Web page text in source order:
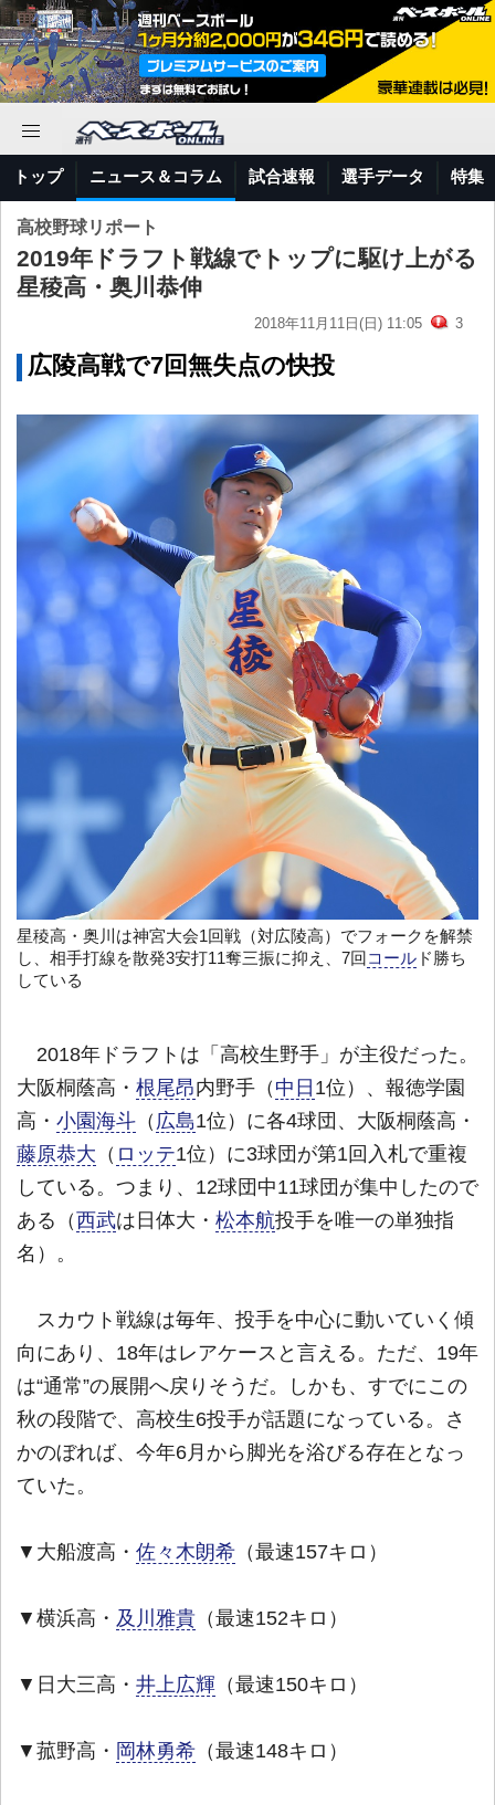
トップ ニュース＆コラム 試合速報 選手データ 特集
高校野球リポート
2019年ドラフト戦線でトップに駆け上がる
星稜高・奥川恭伸
2018年11月11日(日) 11:05 3
広陵高戦で7回無失点の快投
星稜高・奥川は神宮大会1回戦（対広陵高）でフォークを解禁
し、相手打線を散発3安打11奪三振に抑え、7回 コール ド勝ち
している
2018年ドラフトは「高校生野手」が主役だった。
大阪桐蔭高・ 根尾昂内野手（ 中日 1位）、報徳学園
高・ 小園海斗 （ 広島1位）に各4球団、大阪桐蔭高・
藤原恭大 （ ロッテ1位）に3球団が第1回入札で重複
している。つまり、12球団中11球団が集中したので
ある（西武は日体大・ 松本航投手を唯一の単独指
名）。
スカウト戦線は毎年、投手を中心に動いていく傾
向にあり、18年はレアケースと言える。ただ、19年
は“通常”の展開へ戻りそうだ。しかも、すでにこの
秋の段階で、高校生6投手が話題になっている。さ
かのぼれば、今年6月から脚光を浴びる存在となっ
ていた。
▼大船渡高・ 佐々木朗希 （最速157キロ）
▼横浜高・ 及川雅貴 （最速152キロ）
▼日大三高・ 井上広輝 （最速150キロ）
▼菰野高・ 岡林勇希 （最速148キロ）